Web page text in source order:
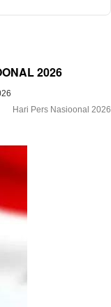
2026
Hari Pers Nasioonal 2026